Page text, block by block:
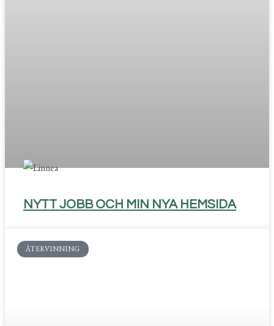
NYTT JOBB OCH MIN NYA HEMSIDA
ÅTERVINNING